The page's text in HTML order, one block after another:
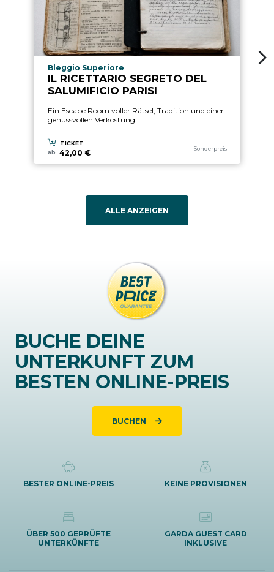
aria.experience_location_prefix
Bleggio Superiore
IL RICETTARIO SEGRETO DEL
SALUMIFICIO PARISI
Ein Escape Room voller Rätsel, Tradition und einer
genussvollen Verkostung.
TICKET
ab
42,00 € Sonderpreis
ALLE ANZEIGEN
BUCHE DEINE
UNTERKUNFT ZUM
BESTEN ONLINE-PREIS
BUCHEN
BESTER ONLINE-PREIS KEINE PROVISIONEN
ÜBER 500 GEPRÜFTE
UNTERKÜNFTE
GARDA GUEST CARD
INKLUSIVE